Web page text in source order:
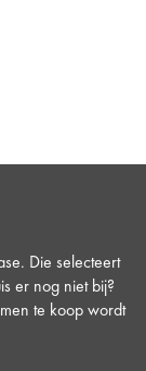
Die selecteert
er nog niet bij?
te koop wordt